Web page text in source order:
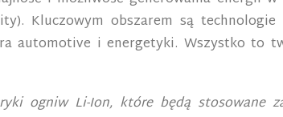
Kluczowym obszarem są
automotive i energetyki. Wszystko to
ogniw Li-Ion, które będą stosowane